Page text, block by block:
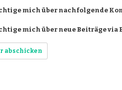
mich über nachfolgende
mich über neue Beiträge via